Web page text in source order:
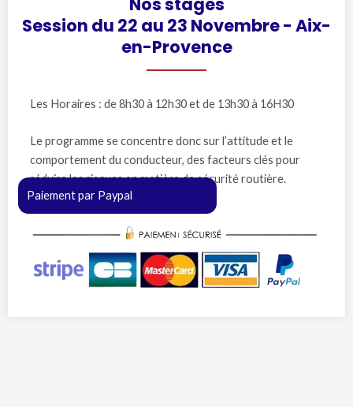
Session du 22 au 23 Novembre - Aix-
en-Provence
Les Horaires : de 8h30 à 12h30 et de 13h30 à 16H30
Le programme se concentre donc sur l’attitude et le
comportement du conducteur, des facteurs clés pour
réduire les risques en matière de sécurité routière.
Paiement par Paypal